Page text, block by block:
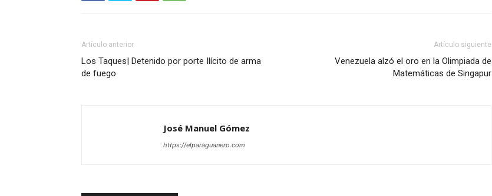
Artículo anterior
Los Taques| Detenido por porte Ilícito de arma
de fuego
Artículo siguiente
Venezuela alzó el oro en la Olimpiada de
Matemáticas de Singapur
José Manuel Gómez
https://elparaguanero.com